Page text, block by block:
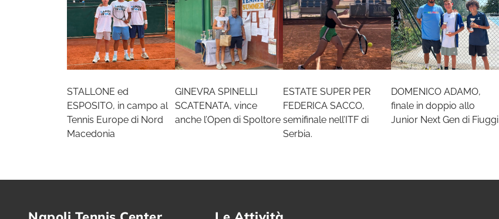
STALLONE ed
ESPOSITO, in campo al
Tennis Europe di Nord
Macedonia
GINEVRA SPINELLI
SCATENATA, vince
anche l’Open di Spoltore
ESTATE SUPER PER
FEDERICA SACCO,
semifinale nell’ITF di
Serbia.
DOMENICO ADAMO,
finale in doppio allo
Junior Next Gen di Fiuggi